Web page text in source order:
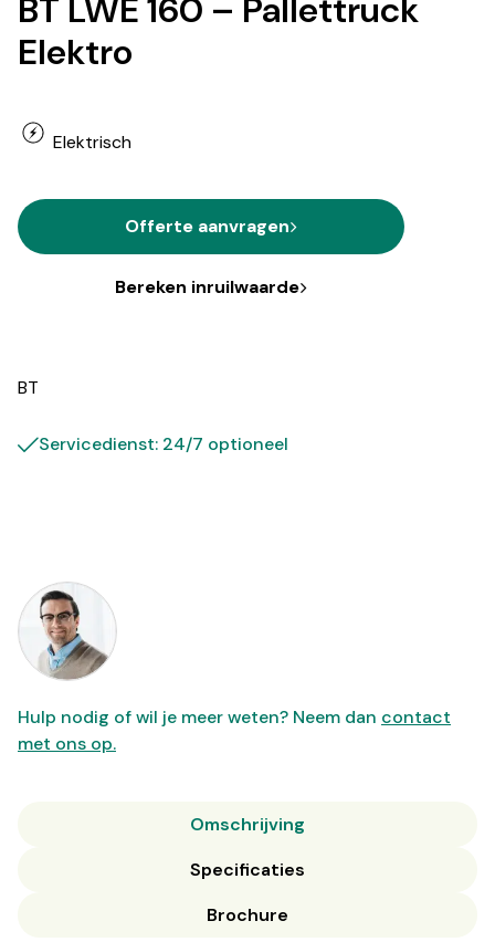
BT LWE 160 – Pallettruck
Elektro
Elektrisch
Offerte aanvragen
Bereken inruilwaarde
BT
Servicedienst: 24/7 optioneel
Hulp nodig of wil je meer weten? Neem dan contact
met ons op.
Omschrijving
Specificaties
Brochure